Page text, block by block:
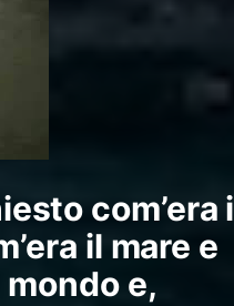
com’era
il mare e
e,